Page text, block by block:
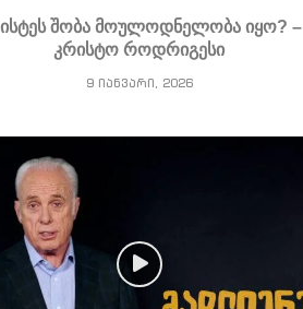
შობა მოულოდნელობა იყო? –
კრისტო როდრიგესი
9 იანვარი, 2026